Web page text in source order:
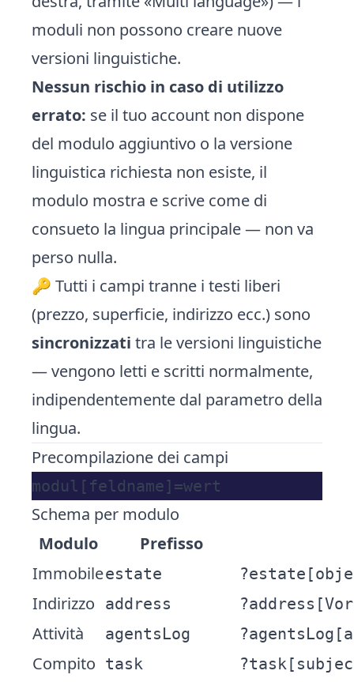
moduli non possono creare nuove
versioni linguistiche.
Nessun rischio in caso di utilizzo
errato: se il tuo account non dispone
del modulo aggiuntivo o la versione
linguistica richiesta non esiste, il
modulo mostra e scrive come di
consueto la lingua principale — non va
perso nulla.
🔑 Tutti i campi tranne i testi liberi
(prezzo, superficie, indirizzo ecc.) sono
sincronizzati tra le versioni linguistiche
— vengono letti e scritti normalmente,
indipendentemente dal parametro della
lingua.
Precompilazione dei campi
Schema per modulo
Modulo
Prefisso
Immobileestate
Indirizzo address
Attività agentsLog
Compito task